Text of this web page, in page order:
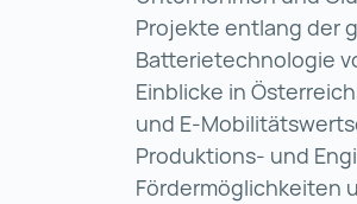
Projekte entlang der
Batterietechnologie
Einblicke in
und
Produktions‑ und
Fördermöglichkeiten